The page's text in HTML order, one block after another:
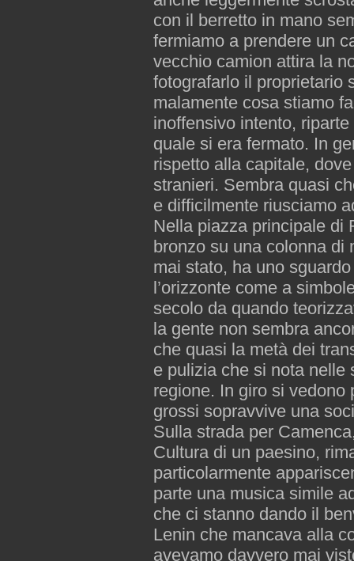
con il berretto in mano
fermiamo a prendere un
vecchio camion attira la
fotografarlo il proprietario
malamente cosa stiamo
inoffensivo intento,
quale si era fermato. In
rispetto alla capitale,
stranieri. Sembra quasi
e difficilmente riusciamo
Nella piazza principale di
bronzo su una colonna di
mai stato, ha uno
l’orizzonte come a
secolo da quando
la gente non sembra
che quasi la metà dei
e pulizia che si nota nelle
regione. In giro si
grossi sopravvive una
Sulla strada per
Cultura di un paesino,
particolarmente
parte una musica simile
che ci stanno dando il
Lenin che mancava alla
avevamo davvero mai